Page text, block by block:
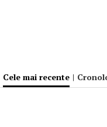
Cele mai recente |